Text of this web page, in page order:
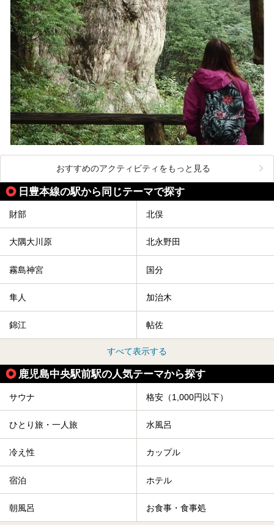
おすすめのアクティビティをもっと見る
日豊本線の駅から同じテーマで探す
財部 北俣
大隅大川原 北永野田
霧島神宮 国分
隼人 加治木
錦江 帖佐
すべて表示する
鹿児島中央駅前駅の人気テーマから探す
サウナ 格安（1,000円以下）
ひとり旅・一人旅 水風呂
冷え性 カップル
宿泊 ホテル
朝風呂 お食事・食事処